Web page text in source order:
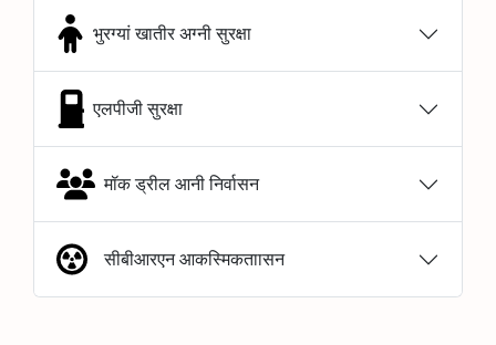
भुरग्यां खातीर अग्नी सुरक्षा
एलपीजी सुरक्षा
मॉक ड्रील आनी निर्वासन
सीबीआरएन आकस्मिकताासन